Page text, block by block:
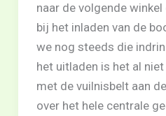
naar de volgende
bij het inladen van de
we nog steeds die
het uitladen is het al
met de vuilnisbelt aan
over het hele centrale